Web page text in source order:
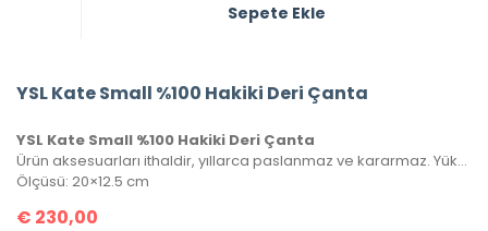
Sepete Ekle
YSL Kate Small %100 Hakiki Deri Çanta
YSL Kate Small %100 Hakiki Deri Çanta
Ürün aksesuarları ithaldir, yıllarca paslanmaz ve kararmaz. Yüksek kalite roys deriden üretilmiştir, tüm metal aksamlarında Saint Laurent yazısı mevcuttur. Kutulu, toz torbalı ve sertifikalı olarak gönderilecektir.
Ölçüsü: 20×12.5 cm
€ 230,00